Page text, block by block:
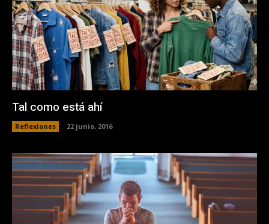
Tal como está ahí
Reflexiones 22 junio, 2016